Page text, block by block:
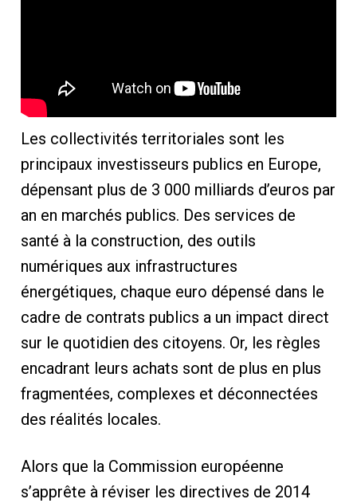
Les collectivités territoriales sont les
principaux investisseurs publics en Europe,
dépensant plus de 3 000 milliards d’euros par
an en marchés publics. Des services de
santé à la construction, des outils
numériques aux infrastructures
énergétiques, chaque euro dépensé dans le
cadre de contrats publics a un impact direct
sur le quotidien des citoyens. Or, les règles
encadrant leurs achats sont de plus en plus
fragmentées, complexes et déconnectées
des réalités locales.
Alors que la Commission européenne
s’apprête à réviser les directives de 2014